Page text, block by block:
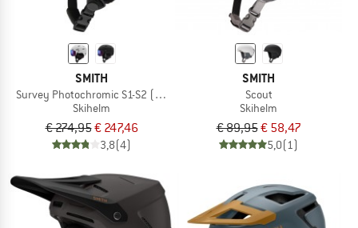
SMITH
Survey Photochromic S1-S2 (VLT 30-50%)
Skihelm
€ 274,95€ 247,46
3,8(4)
SMITH
Scout
Skihelm
€ 89,95€ 58,47
5,0(1)